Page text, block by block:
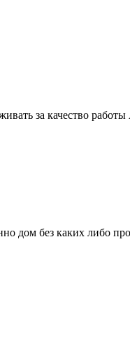
за качество работы
дом без каких либо